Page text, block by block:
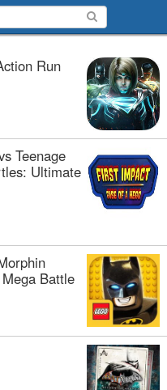
Run
Teenage
Ultimate
Battle